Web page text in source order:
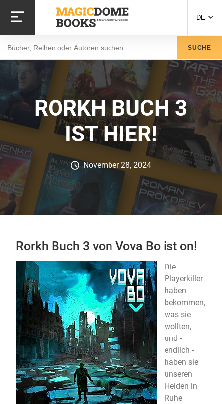
zum
Inhalt
DE
SUCHE
RORKH BUCH 3
IST HIER!
November 28, 2024
Rorkh Buch 3 von Vova Bo ist on!
Die
Playerkiller
haben
bekommen,
was sie
wollten,
und -
endlich -
haben sie
unseren
Helden in
Ruhe